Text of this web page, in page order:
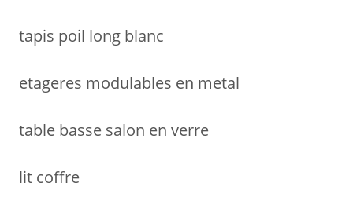
tapis poil long blanc
etageres modulables en metal
table basse salon en verre
lit coffre